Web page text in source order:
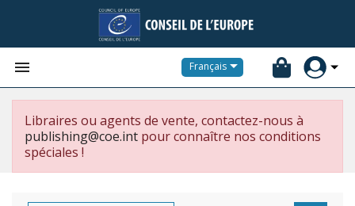
 Français
Libraires ou agents de vente, contactez-nous à
publishing@coe.int pour connaître nos conditions
spéciales !